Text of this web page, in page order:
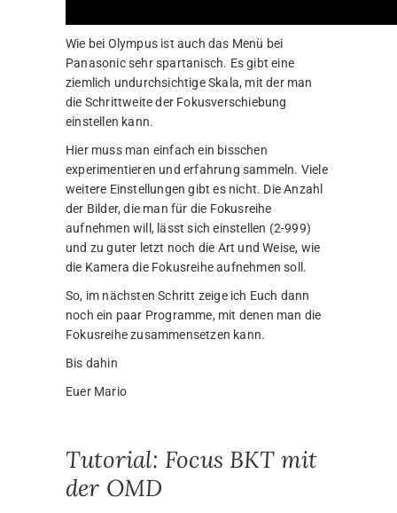
Wie bei Olympus ist auch das Menü bei
Panasonic sehr spartanisch. Es gibt eine
ziemlich undurchsichtige Skala, mit der man
die Schrittweite der Fokusverschiebung
einstellen kann.
Hier muss man einfach ein bisschen
experimentieren und erfahrung sammeln. Viele
weitere Einstellungen gibt es nicht. Die Anzahl
der Bilder, die man für die Fokusreihe
aufnehmen will, lässt sich einstellen (2-999)
und zu guter letzt noch die Art und Weise, wie
die Kamera die Fokusreihe aufnehmen soll.
So, im nächsten Schritt zeige ich Euch dann
noch ein paar Programme, mit denen man die
Fokusreihe zusammensetzen kann.
Bis dahin
Euer Mario
Tutorial: Focus BKT mit
der OMD